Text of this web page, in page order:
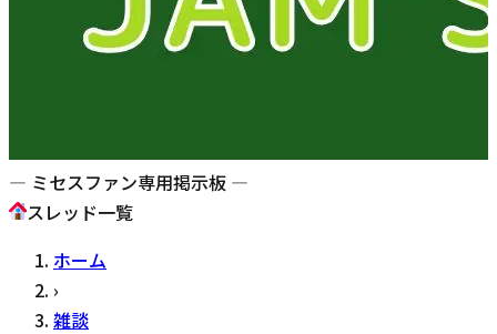
— ミセスファン専用掲示板 —
スレッド一覧
ホーム
›
雑談